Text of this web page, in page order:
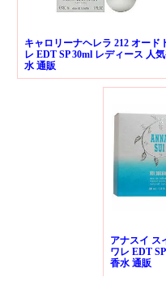
キャロリーナヘレラ 212 オード
レ EDT SP 30ml レディース 人
水 通販
アナスイ ス
ワレ EDT
香水 通販